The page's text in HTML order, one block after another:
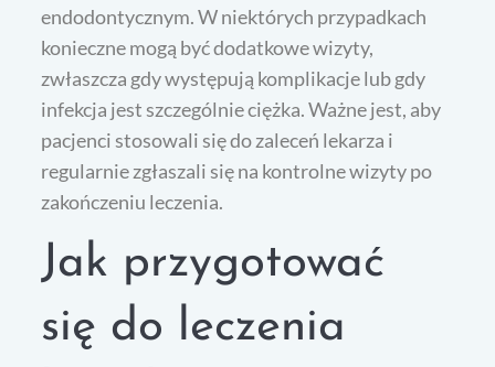
endodontycznym. W niektórych przypadkach
konieczne mogą być dodatkowe wizyty,
zwłaszcza gdy występują komplikacje lub gdy
infekcja jest szczególnie ciężka. Ważne jest, aby
pacjenci stosowali się do zaleceń lekarza i
regularnie zgłaszali się na kontrolne wizyty po
zakończeniu leczenia.
Jak przygotować
się do leczenia